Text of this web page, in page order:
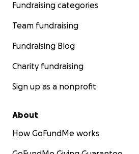
Fundraising categories
Team fundraising
Fundraising Blog
Charity fundraising
Sign up as a nonprofit
About
How GoFundMe works